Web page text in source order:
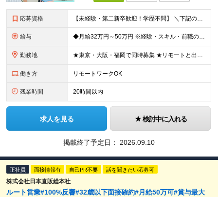
応募資格 【未経験・第二新卒歓迎！学歴不問】 ＼下記のスキルを活かせます／ ●お客様のニーズをくみ取り、コミュニケーションが取れる方 ●相手の立場に立って物事を考えられる方 ＼こんな方にピッタリ！／ □お客
給与 ◆月給32万円～50万円 ※経験・スキル・前職の給与を考慮の上、当社規定により決定いたします ※上記月給には固定残業代（月40時間分／59,600円～）が含まれます。超過分は全額支給いたします ※試用
勤務地 ★東京・大阪・福岡で同時募集 ★リモートと出社のハイブリッドワークも可！ 大阪本社、東京拠点、福岡拠点のいずれかへ配属となります。 希望を考慮して決定します。 【大阪本社】 大阪府大阪市中央区上本
働き方 リモートワークOK
残業時間 20時間以内
求人を見る 検討中に入れる
掲載終了予定日： 2026.09.10
正社員 面接情報有 自己PR不要 話を聞きたい応募可
株式会社日本直販総本社
ルート営業#100%反響#32歳以下面接確約#月給50万可#賞与最大